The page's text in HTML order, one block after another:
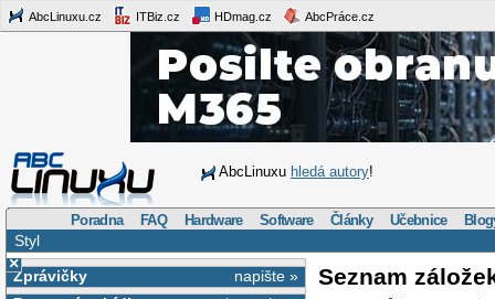
AbcLinuxu.cz ITBiz.cz HDmag.cz AbcPráce.cz
AbcLinuxu hledá autory!
Poradna FAQ Hardware Software Články Učebnice
Styl
×
napište »
Zprávičky
Seznam